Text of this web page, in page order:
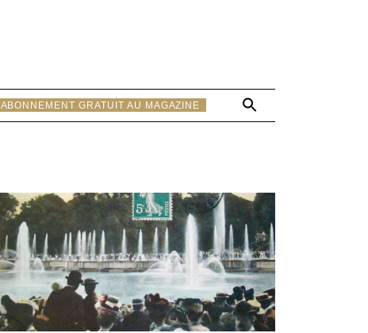
ABONNEMENT GRATUIT AU MAGAZINE
for:
Search Button